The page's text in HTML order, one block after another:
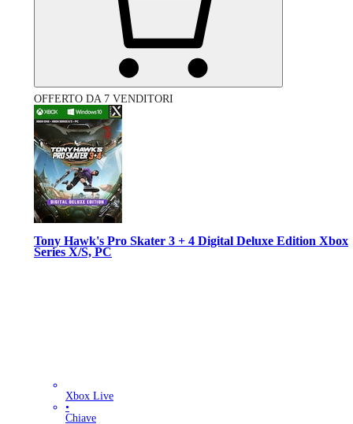
OFFERTO DA 7 VENDITORI
Tony Hawk's Pro Skater 3 + 4 Digital Deluxe Edition Xbox
Series X/S, PC
Xbox Live
•
Chiave